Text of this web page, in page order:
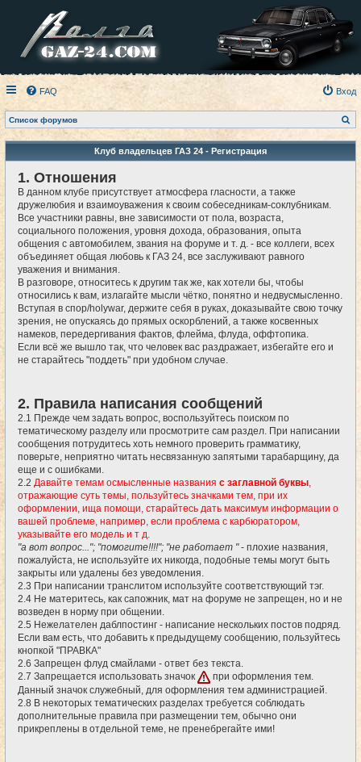
FAQ Вход
Список форумов
о
с
Клуб владельцев ГАЗ 24 - Регистрация
1. Отношения
В данном клубе присутствует атмосфера гласности, а также
дружелюбия и взаимоуважения к своим собеседникам-соклубникам.
Все участники равны, вне зависимости от пола, возраста,
социального положения, уровня дохода, образования, опыта
общения с автомобилем, звания на форуме и т. д. - все коллеги, всех
объединяет общая любовь к ГАЗ 24, все заслуживают равного
уважения и внимания.
В разговоре, относитесь к другим так же, как хотели бы, чтобы
относились к вам, излагайте мысли чётко, понятно и недвусмысленно.
Вступая в спор/holywar, держите себя в руках, доказывайте свою точку
зрения, не опускаясь до прямых оскорблений, а также косвенных
намеков, передергивания фактов, флейма, флуда, оффтопика.
Если всё же вышло так, что человек вас раздражает, избегайте его и
не старайтесь "поддеть" при удобном случае.
2. Правила написания сообщений
2.1 Прежде чем задать вопрос, воспользуйтесь поиском по
тематическому разделу или просмотрите сам раздел. При написании
сообщения потрудитесь хоть немного проверить грамматику,
поверьте, неприятно читать несвязанную запятыми тарабарщину, да
еще и с ошибками.
2.2 Давайте темам осмысленные названия с заглавной буквы,
отражающие суть темы, пользуйтесь значками тем, при их
оформлении, ища помощи, старайтесь дать максимум информации о
вашей проблеме, например, если проблема с карбюратором,
указывайте его модель и т д.
"а вот вопрос..."; "помогите!!!!"; "не работает "- плохие названия,
пожалуйста, не используйте их никогда, подобные темы могут быть
закрыты или удалены без уведомления.
2.3 При написании транслитом используйте соответствующий тэг.
2.4 Не материтесь, как сапожник, мат на форуме не запрещен, но и не
возведен в норму при общении.
2.5 Нежелателен даблпостинг - написание нескольких постов подряд.
Если вам есть, что добавить к предыдущему сообщению, пользуйтесь
кнопкой "ПРАВКА"
2.6 Запрещен флуд смайлами - ответ без текста.
2.7 Запрещается использовать значок
при оформления тем.
Данный значок служебный, для оформления тем администрацией.
2.8 В некоторых тематических разделах требуется соблюдать
дополнительные правила при размещении тем, обычно они
прикреплены в отдельной теме, не пренебрегайте ими!